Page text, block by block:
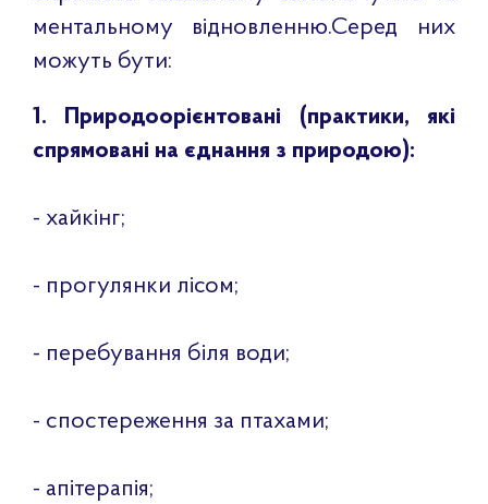
ментальному відновленню.Серед них
можуть бути:
1. Природоорієнтовані (практики, які
спрямовані на єднання з природою):
- хайкінг;
- прогулянки лісом;
- перебування біля води;
- спостереження за птахами;
- апітерапія;